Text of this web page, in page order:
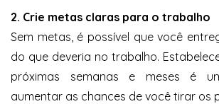
2. Crie metas claras para o trabalho
Sem metas, é possível que você
do que deveria no trabalho.
próximas semanas e meses é
aumentar as chances de você tirar os